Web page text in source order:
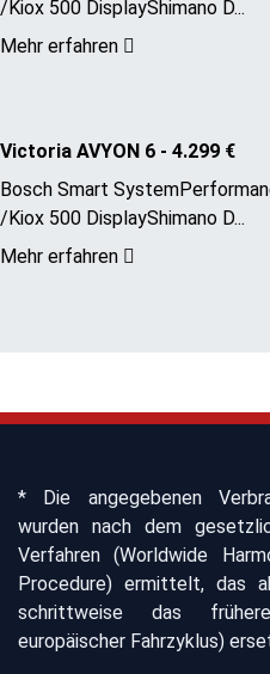
/Kiox 500 DisplayShimano D...
Mehr erfahren
Victoria AVYON 6 - 4.299 €
Bosch Smart
/Kiox 500 DisplayShimano D...
Mehr erfahren
* Die angegebenen
wurden nach dem
Verfahren (Worldwide
Procedure) ermittelt, das
schrittweise das
europäischer Fahrzyklus)